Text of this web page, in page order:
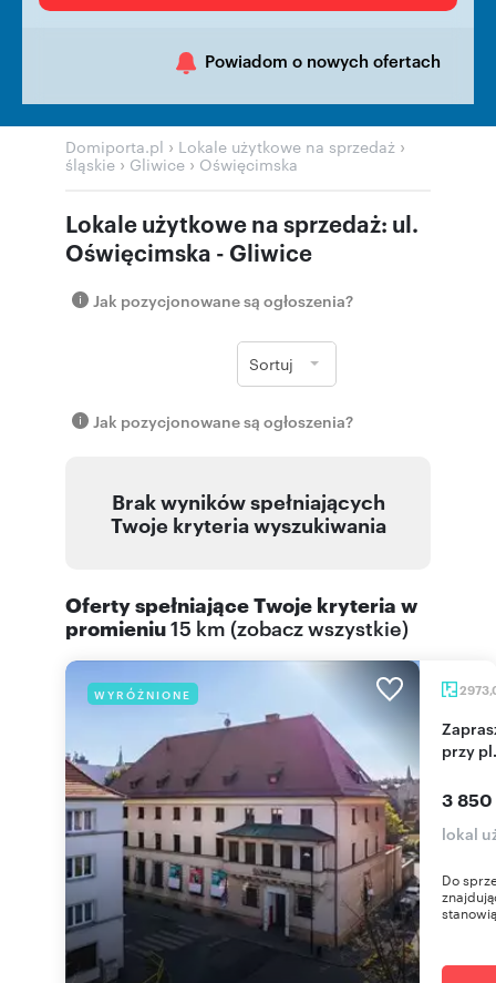
Powiadom o nowych ofertach
Domiporta.pl › Lokale użytkowe na sprzedaż ›
śląskie › Gliwice › Oświęcimska
Lokale użytkowe na sprzedaż: ul.
Oświęcimska - Gliwice
Jak pozycjonowane są ogłoszenia?
Sortuj
Jak pozycjonowane są ogłoszenia?
Brak wyników spełniających
Twoje kryteria wyszukiwania
Oferty spełniające Twoje kryteria w
promieniu15 km (zobacz wszystkie)
WYRÓŻNIONE
Zapraszam do zakupu lokalu 2973 m² w Zabrzu
przy
3
lokal
Do